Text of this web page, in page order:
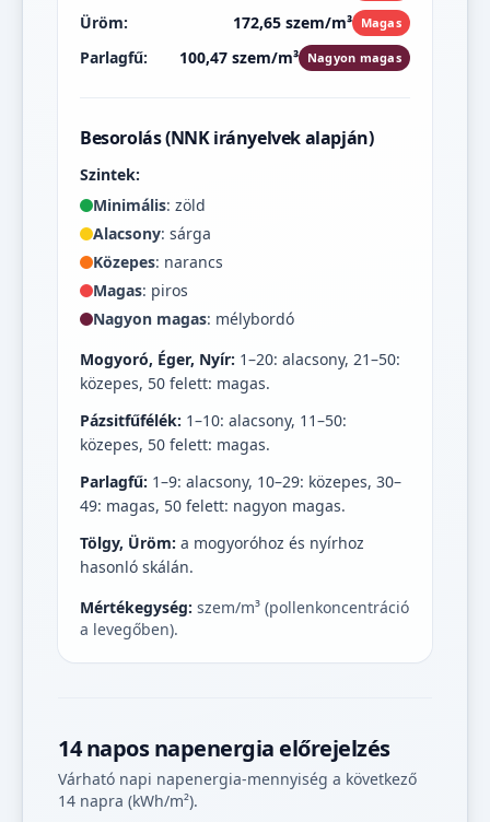
Üröm: 172,65 szem/m³ Magas
Parlagfű: 100,47 szem/m³ Nagyon magas
Besorolás (NNK irányelvek alapján)
Szintek:
Minimális: zöld
Alacsony: sárga
Közepes: narancs
Magas: piros
Nagyon magas: mélybordó
Mogyoró, Éger, Nyír: 1–20: alacsony, 21–50:
közepes, 50 felett: magas.
Pázsitfűfélék: 1–10: alacsony, 11–50:
közepes, 50 felett: magas.
Parlagfű: 1–9: alacsony, 10–29: közepes, 30–
49: magas, 50 felett: nagyon magas.
Tölgy, Üröm: a mogyoróhoz és nyírhoz
hasonló skálán.
Mértékegység: szem/m³ (pollenkoncentráció
a levegőben).
14 napos napenergia előrejelzés
Várható napi napenergia-mennyiség a következő
14 napra (kWh/m²).